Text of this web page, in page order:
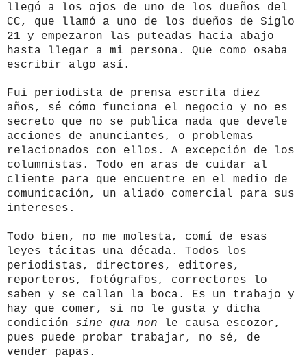
llegó a los ojos de uno de los dueños del
CC, que llamó a uno de los dueños de Siglo
21 y empezaron las puteadas hacia abajo
hasta llegar a mi persona. Que como osaba
escribir algo así.
Fui periodista de prensa escrita diez
años, sé cómo funciona el negocio y no es
secreto que no se publica nada que devele
acciones de anunciantes, o problemas
relacionados con ellos. A excepción de los
columnistas. Todo en aras de cuidar al
cliente para que encuentre en el medio de
comunicación, un aliado comercial para sus
intereses.
Todo bien, no me molesta, comí de esas
leyes tácitas una década. Todos los
periodistas, directores, editores,
reporteros, fotógrafos, correctores lo
saben y se callan la boca. Es un trabajo y
hay que comer, si no le gusta y dicha
condición sine qua non le causa escozor,
pues puede probar trabajar, no sé, de
vender papas.